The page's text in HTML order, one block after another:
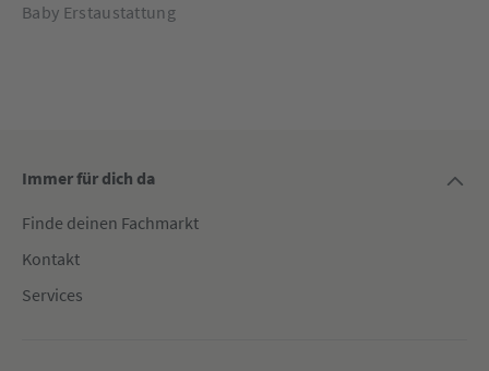
Baby Erstaustattung
Immer für dich da
Finde deinen Fachmarkt
Kontakt
Services